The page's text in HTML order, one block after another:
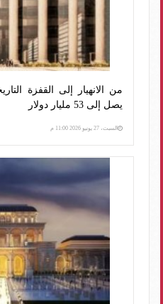
من الانهيار إلى القفزة
يصل إلى 53 مليار دولار
السبت، 27 يونيو 2026 11:00 م